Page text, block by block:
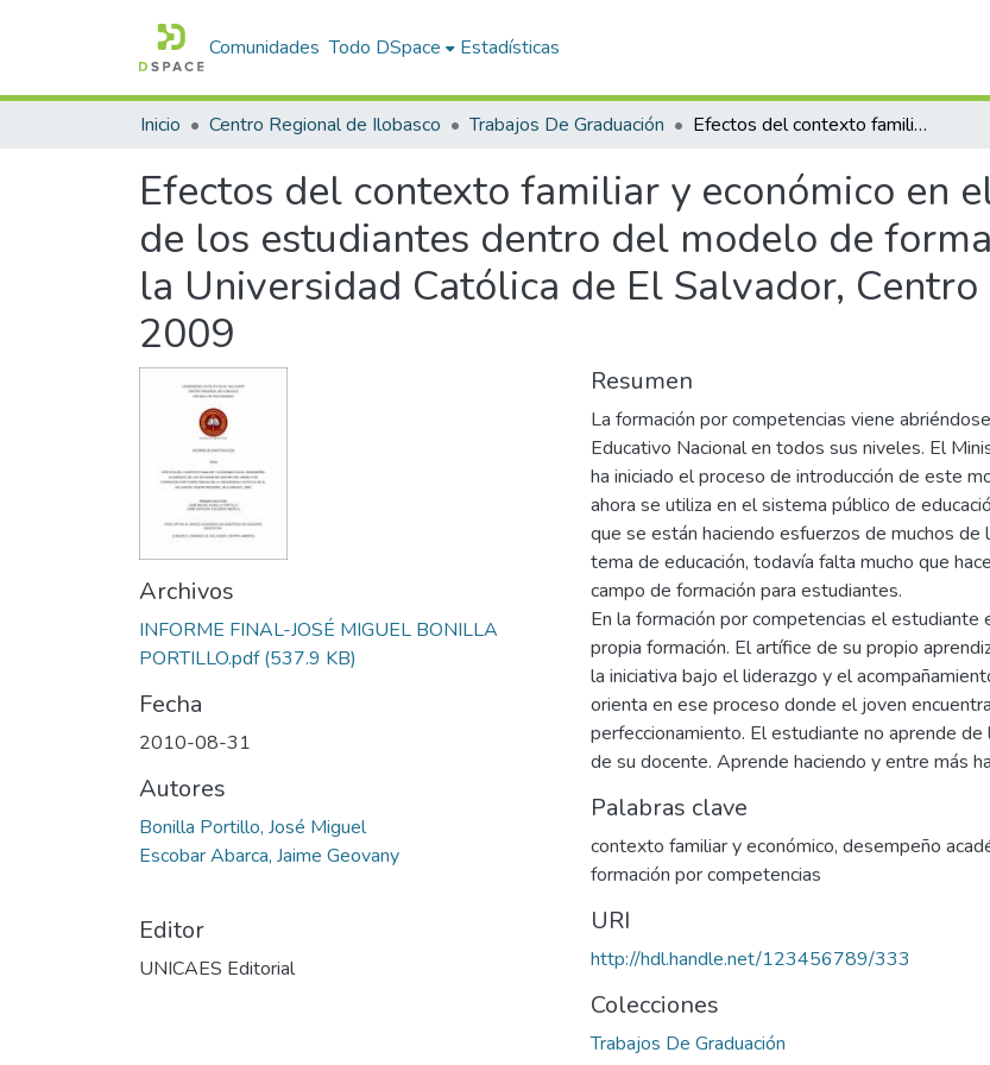
Comunidades Todo DSpace Estadísticas
Inicio Centro Regional de Ilobasco Trabajos De Graduación Efectos del contexto familiar y económico en el desempeño académico de los estudiantes dentro del modelo de formación por competencias en la Universidad Católica de El Salvador, Centro Regional de Ilobasco, 2009
Efectos del contexto familiar y económico en
de los estudiantes dentro del modelo de
la Universidad Católica de El Salvador,
2009
Archivos
INFORME FINAL-JOSÉ MIGUEL BONILLA
PORTILLO.pdf(537.9 KB)
Fecha
2010-08-31
Autores
Bonilla Portillo, José Miguel
Escobar Abarca, Jaime Geovany
Editor
UNICAES Editorial
Resumen
La formación por competencias viene
Educativo Nacional en todos sus niveles. El
ha iniciado el proceso de introducción de este
ahora se utiliza en el sistema público de
que se están haciendo esfuerzos de muchos
tema de educación, todavía falta mucho que
campo de formación para estudiantes.
En la formación por competencias el
propia formación. El artífice de su propio
la iniciativa bajo el liderazgo y el
orienta en ese proceso donde el joven
perfeccionamiento. El estudiante no aprende
de su docente. Aprende haciendo y entre más
Palabras clave
contexto familiar y económico, desempeño
formación por competencias
URI
http://hdl.handle.net/123456789/333
Colecciones
Trabajos De Graduación